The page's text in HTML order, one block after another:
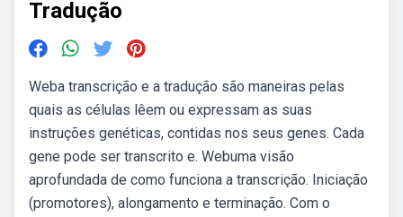
Tradução
Weba transcrição e a tradução são maneiras pelas
quais as células lêem ou expressam as suas
instruções genéticas, contidas nos seus genes. Cada
gene pode ser transcrito e. Webuma visão
aprofundada de como funciona a transcrição. Iniciação
(promotores), alongamento e terminação. Com o